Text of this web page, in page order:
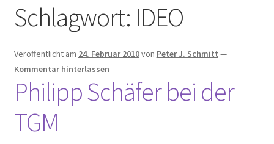
Links
Kontakt
Subjektiv
Bildungsreport
Schlagwort: IDEO
Veröffentlicht am 24. Februar 2010von Peter J. Schmitt —
Kommentar hinterlassen
Philipp Schäfer bei der
TGM